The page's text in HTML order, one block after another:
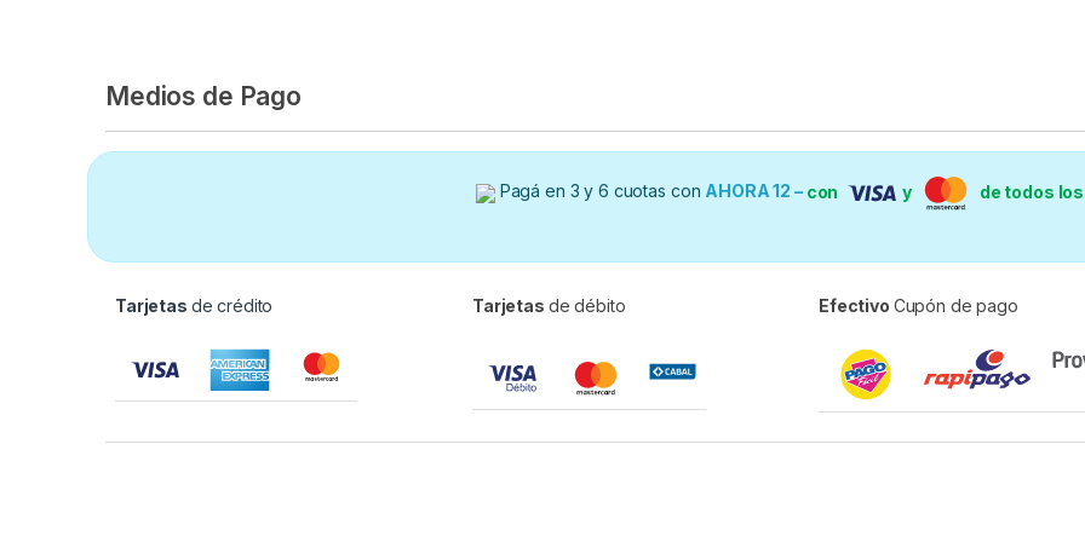
Medios de Pago
Pagá en 3 y 6 cuotas con AHORA 12 – con y de todos
Tarjetas de crédito Tarjetas de débito Efectivo Cupón de pago